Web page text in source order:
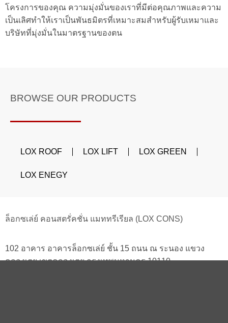
โครงการของคุณ ความมุ่งมั่นของเราที่มีต่อคุณภาพและความ
เป็นเลิศทำให้เราเป็นพันธมิตรที่เหมาะสมสำหรับผู้รับเหมาและ
บริษัทที่มุ่งมั่นในมาตรฐานของตน
BROWSE OUR PRODUCTS
LOX ROOF LOX LIFT LOX GREEN
LOX ENEGY
ล็อกซเล่ย์ คอนสตรั่คชั่น แมททรีเรียล (LOX CONS)
102 อาคาร อาคารล็อกซเล่ย์ ชั้น 15 ถนน ณ ระนอง แขวง
คลองเตย เขตคลองเตย กรุงเทพมหานคร 10110